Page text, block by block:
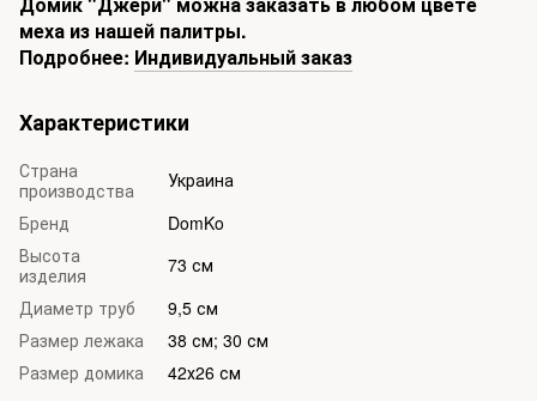
меха из нашей палитры.
Подробнее: Индивидуальный заказ
Характеристики
Страна
производства
Украина
Бренд
DomKo
Высота
изделия
73 см
Диаметр труб
9,5 см
Размер лежака
38 см; 30 см
Размер домика
42х26 см